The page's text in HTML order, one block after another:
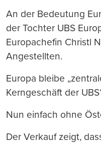
An der Bedeutung
der Tochter UBS
Europachefin Christl
Angestellten.
Europa bleibe
Kerngeschäft der
Nun einfach ohne
Der Verkauf zeigt,